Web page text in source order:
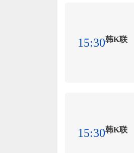
15:30韩K联
15:30韩K联